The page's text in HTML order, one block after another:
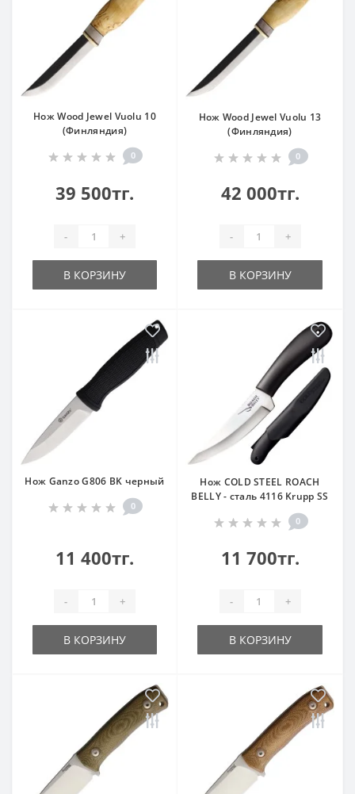
Нож Wood Jewel Vuolu 10
(Финляндия)
0
39 500тг.
- +
В КОРЗИНУ
Нож Wood Jewel Vuolu 13
(Финляндия)
0
42 000тг.
- +
В КОРЗИНУ
Нож Ganzo G806 BK черный
0
11 400тг.
- +
В КОРЗИНУ
Нож COLD STEEL ROACH
BELLY - сталь 4116 Krupp SS
0
11 700тг.
- +
В КОРЗИНУ